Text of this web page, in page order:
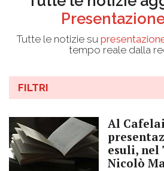
Tutte le notizie su
tempo reale dalla
FILTRI
Al
esuli, nel
Nicolò